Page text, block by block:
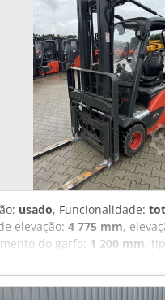
usado, Funcionalidade:
elevação: 4 775 mm,
do garfo: 1 200 mm,
500 Tipo de mastro: Triplex
Pneus traseiros, tipo:
de carga, deslocador